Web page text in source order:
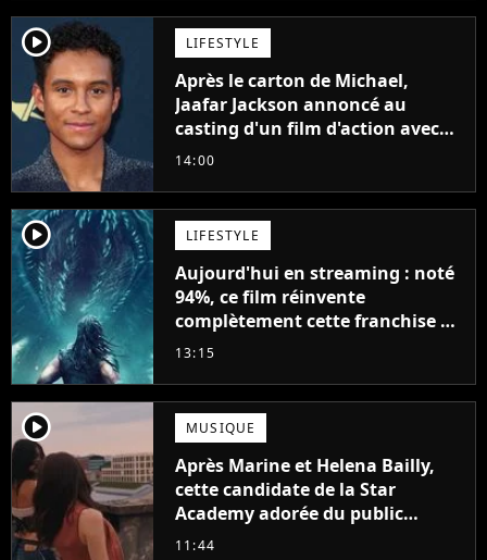
player2 LIFESTYLE
Après le carton de Michael,
Jaafar Jackson annoncé au
casting d'un film d'action avec
Will Smith
14:00
player2 LIFESTYLE
Aujourd'hui en streaming : noté
94%, ce film réinvente
complètement cette franchise de
science-fiction vieille de 40 ans
13:15
player2 MUSIQUE
Après Marine et Helena Bailly,
cette candidate de la Star
Academy adorée du public
annonce son premier album,
11:44